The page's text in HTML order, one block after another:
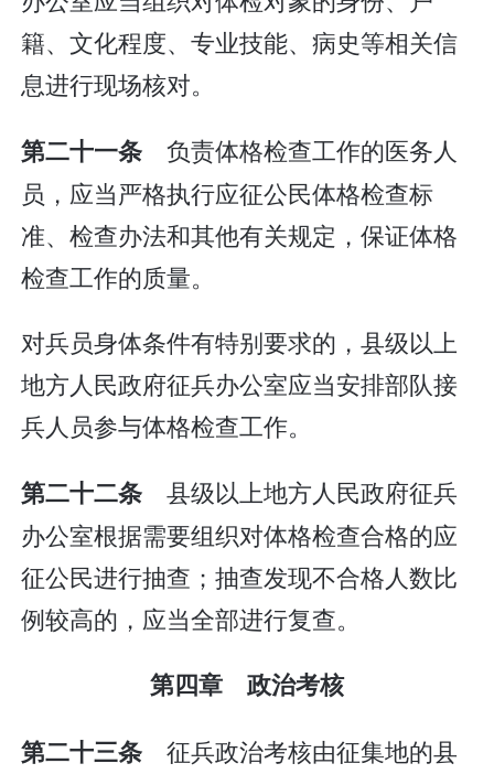
籍、文化程度、专业技能、病史等相关信
息进行现场核对。
第二十一条 负责体格检查工作的医务人
员，应当严格执行应征公民体格检查标
准、检查办法和其他有关规定，保证体格
检查工作的质量。
对兵员身体条件有特别要求的，县级以上
地方人民政府征兵办公室应当安排部队接
兵人员参与体格检查工作。
第二十二条 县级以上地方人民政府征兵
办公室根据需要组织对体格检查合格的应
征公民进行抽查；抽查发现不合格人数比
例较高的，应当全部进行复查。
第四章 政治考核
第二十三条 征兵政治考核由征集地的县